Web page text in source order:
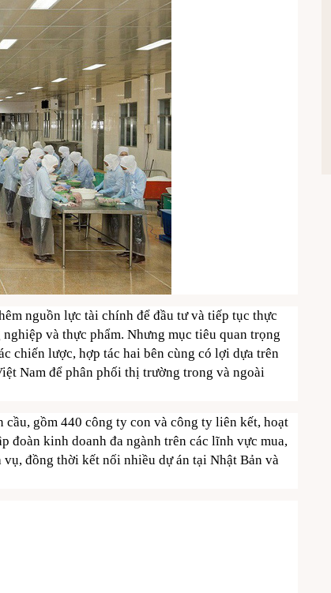
nguồn lực tài chính để đầu tư và tiếp tục thực
và thực phẩm. Nhưng mục tiêu quan trọng
chiến lược, hợp tác hai bên cùng có lợi dựa trên
Nam để phân phối thị trường trong và ngoài
cầu, gồm 440 công ty con và công ty liên kết, hoạt
đoàn kinh doanh đa ngành trên các lĩnh vực mua,
đồng thời kết nối nhiều dự án tại Nhật Bản và